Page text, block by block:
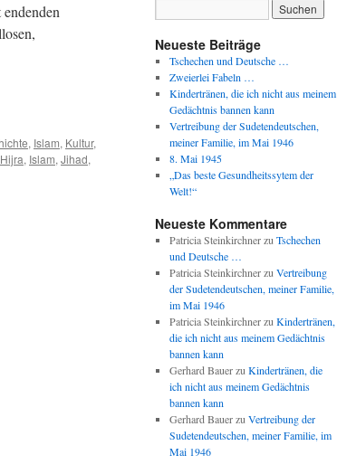
, Islam, Kultur,
Hijra, Islam,Jihad,
Neueste Beiträge
Tschechen und Deutsche …
Zweierlei Fabeln …
Kindertränen, die ich nicht aus meinem
Gedächtnis bannen kann
Vertreibung der Sudetendeutschen,
meiner Familie, im Mai 1946
8. Mai 1945
„Das beste Gesundheitssytem der
Welt!“
Neueste Kommentare
Patricia Steinkirchnerzu Tschechen
und Deutsche …
Patricia Steinkirchnerzu Vertreibung
der Sudetendeutschen, meiner Familie,
im Mai 1946
Patricia Steinkirchnerzu Kindertränen,
die ich nicht aus meinem Gedächtnis
bannen kann
Gerhard Bauerzu Kindertränen, die
ich nicht aus meinem Gedächtnis
bannen kann
Gerhard Bauerzu Vertreibung der
Sudetendeutschen, meiner Familie, im
Mai 1946